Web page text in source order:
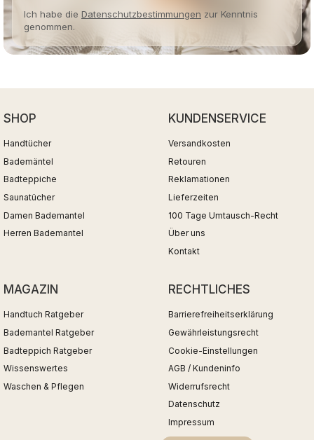
Ich habe die Datenschutzbestimmungen zur Kenntnis
genommen.
SHOP
Handtücher
Bademäntel
Badteppiche
Saunatücher
Damen Bademantel
Herren Bademantel
KUNDENSERVICE
Versandkosten
Retouren
Reklamationen
Lieferzeiten
100 Tage Umtausch-Recht
Über uns
Kontakt
MAGAZIN
Handtuch Ratgeber
Bademantel Ratgeber
Badteppich Ratgeber
Wissenswertes
Waschen & Pflegen
RECHTLICHES
Barrierefreiheitserklärung
Gewährleistungsrecht
Cookie-Einstellungen
AGB / Kundeninfo
Widerrufsrecht
Datenschutz
Impressum